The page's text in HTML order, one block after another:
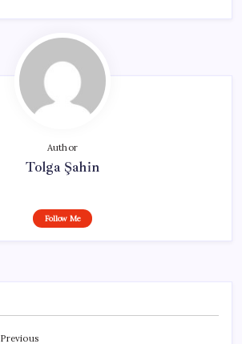
Author
Tolga Şahin
Follow Me
Previous